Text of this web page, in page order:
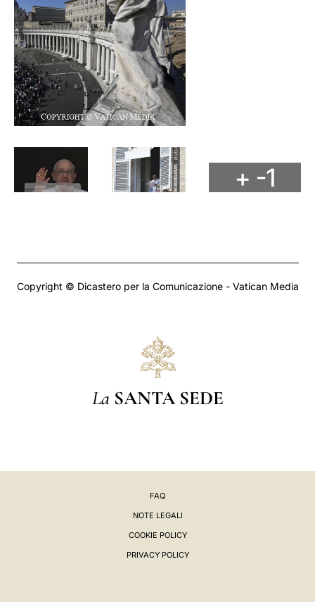
+ -1
Copyright © Dicastero per la Comunicazione - Vatican Media
La SANTA SEDE
FAQ
NOTE LEGALI
COOKIE POLICY
PRIVACY POLICY